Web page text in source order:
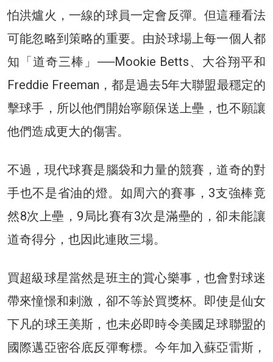
怕洪爐火，一線的球員一定會反彈。但這種看法
可能忽略到策略的重要。由於球場上每一個人都
知「道奇三棒」──Mookie Betts、大谷翔平和
Freddie Freeman，都是過去5年大聯盟最穩定的
擊球手，所以他們開始寧願保送上壘，也不願讓
他們造成更大的傷害。
不過，現代球賽是腦袋和力量的競賽，道奇的對
手也不是省油的燈。如周六的賽事，3支強棒竟
然8次上壘，9局比賽有3次是滿壘的，卻未能讓
道奇得分，也因此連敗三場。
買超級球星當然是班主的賞心樂事，也會對球迷
帶來憧憬和剌激，卻不等於買獎杯。即使是仙女
下凡的球王美斯，也未必即時令美國足球聯盟的
國際邁亞密谷底反彈奪標。今年加入蘇亞雷斯，